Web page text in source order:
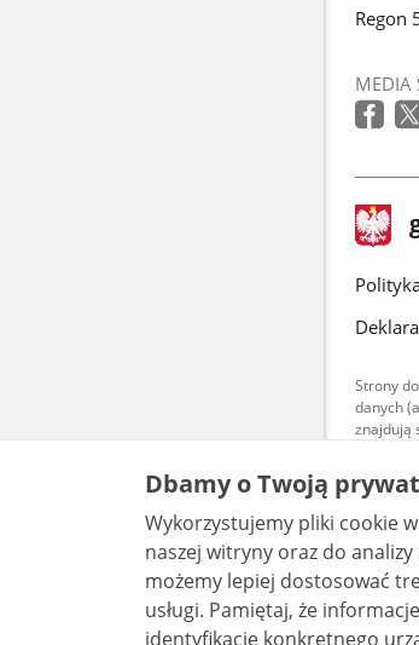
Regon
MEDIA
stopka
gov.pl
Strony
danych
znajdują
Dbamy o Twoją
Wykorzystujemy pliki cookie
naszej witryny oraz do analizy
możemy lepiej dostosować
usługi. Pamiętaj, że informacje przechowywane w plikach cookie mogą pozwalać na
identyfikację konkretnego